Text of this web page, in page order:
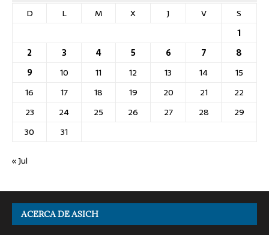
D
L M X J V
S
1
2
3 4 5 6 7
8
9
10 11 12 13 14
15
16
17 18 19 20 21
22
23
24 25 26 27 28
29
30
31
« Jul
ACERCA DE ASICH